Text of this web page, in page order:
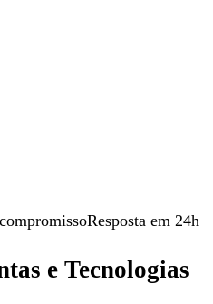
Resposta em 24h
e Tecnologias